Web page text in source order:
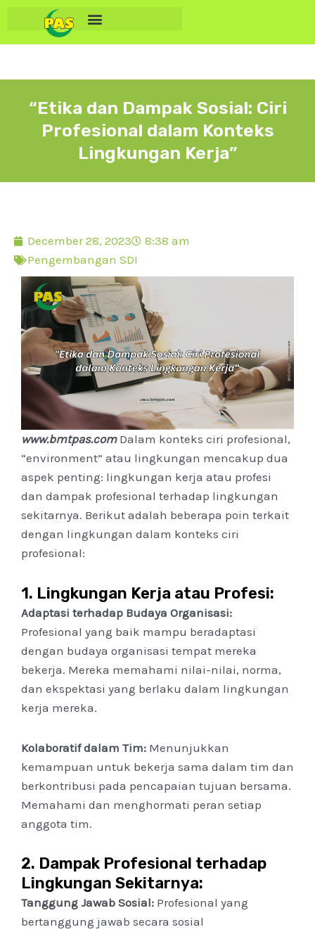
“Etika dan Dampak Sosial: Ciri
Profesional dalam Konteks
Lingkungan Kerja”
December 28, 2023
8:38 am
Pengembangan SDI
www.bmtpas.comDalam konteks ciri profesional,
“environment” atau lingkungan mencakup dua
aspek penting: lingkungan kerja atau profesi
dan dampak profesional terhadap lingkungan
sekitarnya. Berikut adalah beberapa poin terkait
dengan lingkungan dalam konteks ciri
profesional:
1. Lingkungan Kerja atau Profesi:
Adaptasi terhadap Budaya Organisasi:
Profesional yang baik mampu beradaptasi
dengan budaya organisasi tempat mereka
bekerja. Mereka memahami nilai-nilai, norma,
dan ekspektasi yang berlaku dalam lingkungan
kerja mereka.
Kolaboratif dalam Tim: Menunjukkan
kemampuan untuk bekerja sama dalam tim dan
berkontribusi pada pencapaian tujuan bersama.
Memahami dan menghormati peran setiap
anggota tim.
2. Dampak Profesional terhadap
Lingkungan Sekitarnya:
Tanggung Jawab Sosial: Profesional yang
bertanggung jawab secara sosial